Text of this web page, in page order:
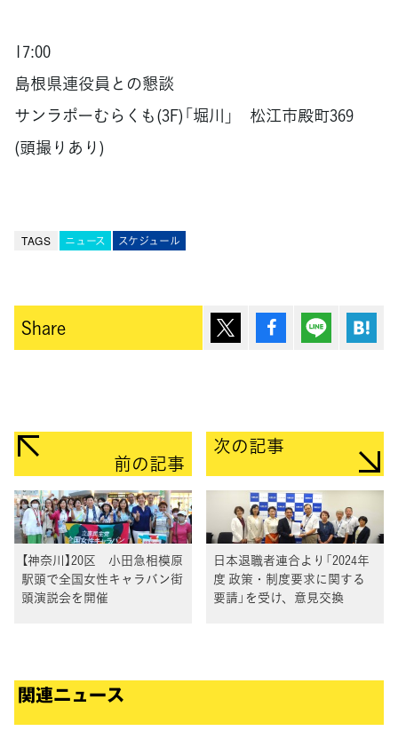
17:00
島根県連役員との懇談
サンラポーむらくも(3F)「堀川」 松江市殿町369
(頭撮りあり)
TAGS ニュース スケジュール
Share ポスト シェア Lineで送
前の記事
【神奈川】20区 小田急相模原
駅頭で全国女性キャラバン街
頭演説会を開催
次の記事
日本退職者連合より「2024年
度 政策・制度要求に関する
要請」を受け、意見交換
関連ニュース